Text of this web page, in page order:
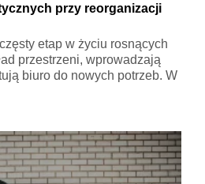
przy reorganizacji
etap w życiu rosnących
przestrzeni, wprowadzają
biuro do nowych potrzeb. W